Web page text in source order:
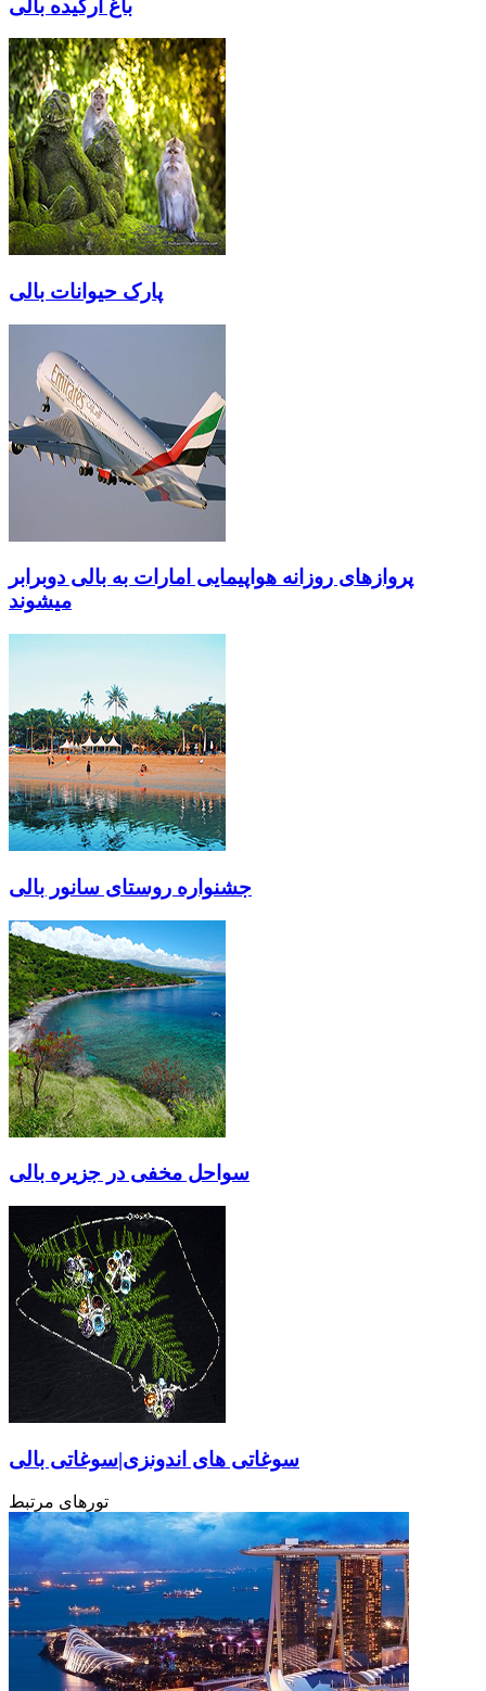
باغ ارکیده بالی
پارک حیوانات بالی
پروازهای روزانه هواپیمایی امارات به بالی دوبرابر
میشوند
جشنواره روستای سانور بالی
سواحل مخفی در جزیره بالی
سوغاتی های اندونزی|سوغاتی بالی
تورهای مرتبط